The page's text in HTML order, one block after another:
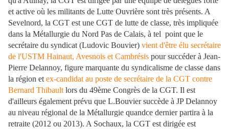
et active où les militants de Lutte Ouvrière sont très présents. A
Sevelnord, la CGT est une CGT de lutte de classe, très impliquée
dans la Métallurgie du Nord Pas de Calais, à tel point que le
secrétaire du syndicat (Ludovic Bouvier) vient d'être élu secrétaire
de l'USTM Hainaut, Avesnois et Cambrésis pour succéder à Jean-
Pierre Delannoy, figure marquante du syndicalisme de classe dans
la région et ex-candidat au poste de secrétaire de la CGT contre
Bernard Thibault lors du 49ème Congrès de la CGT. Il est
d'ailleurs également prévu que L.Bouvier succède à JP Delannoy
au niveau régional de la Métallurgie quandce dernier partira à la
retraite (2012 ou 2013). A Sochaux, la CGT est dirigée est